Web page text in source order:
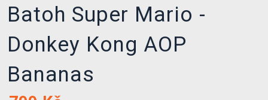
Batoh Super Mario -
Donkey Kong AOP
Bananas